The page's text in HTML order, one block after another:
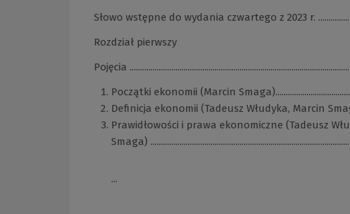
Słowo wstępne do wydania czwartego z 2023 r.
Rozdział pierwszy
Pojęcia
Początki ekonomii (Marcin
Definicja ekonomii (Tadeusz Włudyka, Marcin
Prawidłowości i prawa ekonomiczne (Tadeusz
Smaga)
...